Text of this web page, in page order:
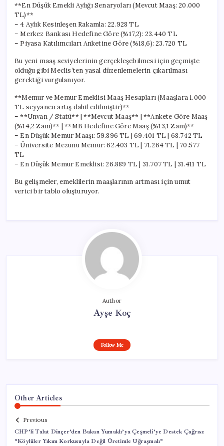
**En Düşük Emekli Aylığı Senaryoları (Mevcut Maaş: 20.000
TL)**
– 4 Aylık Kesinleşen Rakamla: 22.928 TL
– Merkez Bankası Hedefine Göre (%17,2): 23.440 TL
– Piyasa Katılımcıları Anketine Göre (%18,6): 23.720 TL
Bu yeni maaş seviyelerinin gerçekleşebilmesi için geçmişte
olduğu gibi Meclis’ten yasal düzenlemelerin çıkarılması
gerektiği vurgulanıyor.
**Memur ve Memur Emeklisi Maaş Hesapları (Maaşlara 1.000
TL seyyanen artış dahil edilmiştir)**
– **Unvan / Statü** | **Mevcut Maaş** | **Ankete Göre Maaş
(%14,2 Zam)** | **MB Hedefine Göre Maaş (%13,1 Zam)**
– En Düşük Memur Maaşı: 59.896 TL | 69.401 TL | 68.742 TL
– Üniversite Mezunu Memur: 62.403 TL | 71.264 TL | 70.577
TL
– En Düşük Memur Emeklisi: 26.889 TL | 31.707 TL | 31.411 TL
Bu gelişmeler, emeklilerin maaşlarının artması için umut
verici bir tablo oluşturuyor.
Author
Ayşe Koç
Follow Me
Other Articles
Previous
CHP’li Talat Dinçer’den Bakan Yumaklı’ya Çeşmeli’ye Destek Çağrısı:
“Köylüler Yıkım Korkusuyla Değil Üretimle Uğraşmalı”